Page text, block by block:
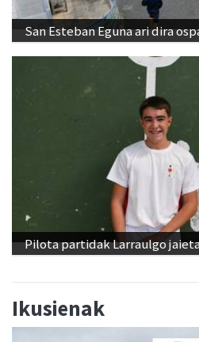
San Esteban Eguna ari dira
Pilota partidak Larraulgo
Ikusienak